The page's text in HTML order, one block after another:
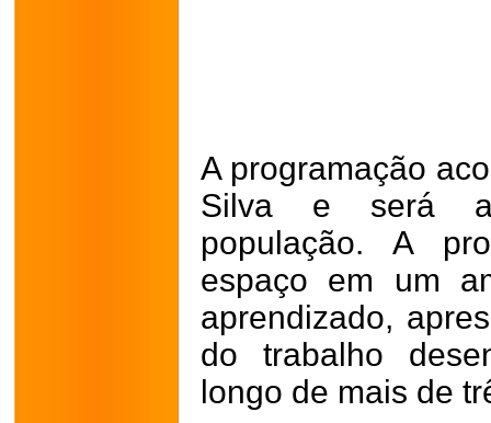
A programação
Silva e será
população. A
espaço em um
aprendizado,
do trabalho
longo de mais de